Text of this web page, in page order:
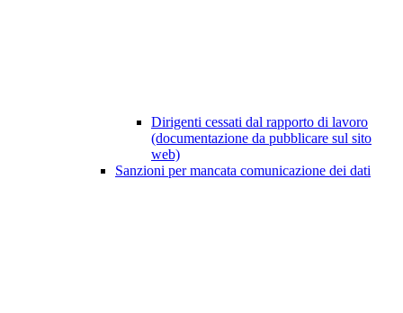
Dirigenti cessati dal rapporto di lavoro
(documentazione da pubblicare sul sito
web)
Sanzioni per mancata comunicazione dei dati